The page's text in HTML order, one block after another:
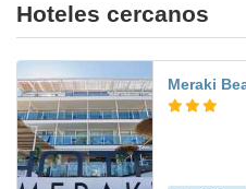
Hoteles cercanos
Meraki